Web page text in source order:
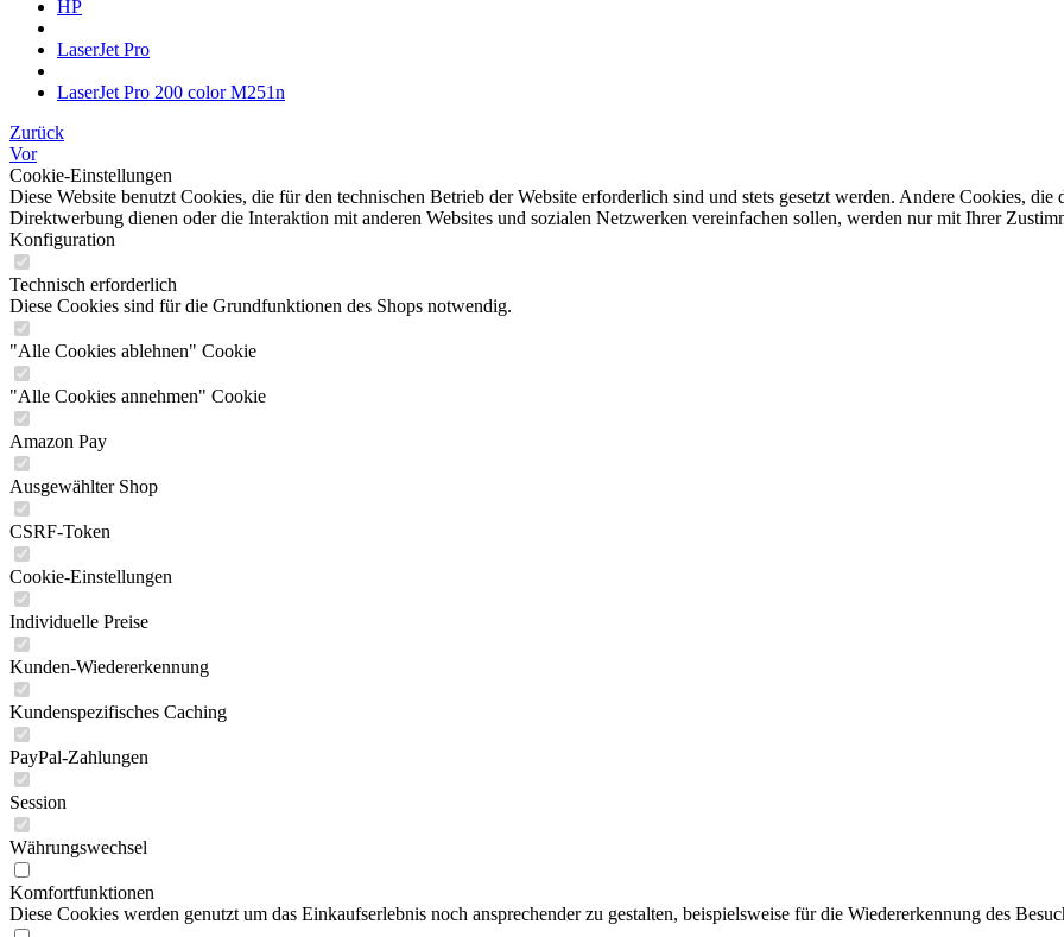
HP
LaserJet Pro
LaserJet Pro 200 color M251n
Zurück
Vor
Cookie-Einstellungen
Diese Website benutzt Cookies, die für den technischen Betrieb der Website erforderlich sind und stets gesetzt werden. Andere Cookies,
Direktwerbung dienen oder die Interaktion mit anderen Websites und sozialen Netzwerken vereinfachen sollen, werden nur mit Ihrer
Konfiguration
Technisch erforderlich
Diese Cookies sind für die Grundfunktionen des Shops notwendig.
"Alle Cookies ablehnen" Cookie
"Alle Cookies annehmen" Cookie
Amazon Pay
Ausgewählter Shop
CSRF-Token
Cookie-Einstellungen
Individuelle Preise
Kunden-Wiedererkennung
Kundenspezifisches Caching
PayPal-Zahlungen
Session
Währungswechsel
Komfortfunktionen
Diese Cookies werden genutzt um das Einkaufserlebnis noch ansprechender zu gestalten, beispielsweise für die Wiedererkennung des